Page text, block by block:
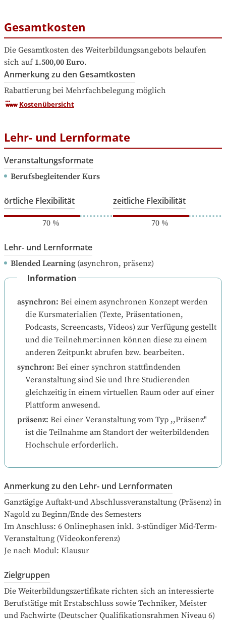
Gesamtkosten
Die Gesamtkosten des Weiterbildungsangebots belaufen
sich auf 1.500,00 Euro.
Anmerkung zu den Gesamtkosten
Rabattierung bei Mehrfachbelegung möglich
Kostenübersicht
Lehr- und Lernformate
Veranstaltungsformate
Berufsbegleitender Kurs
örtliche Flexibilität
70%
zeitliche Flexibilität
70%
Lehr- und Lernformate
Blended Learning(asynchron, präsenz)
Information
asynchron: Bei einem asynchronen Konzept werden
die Kursmaterialien (Texte, Präsentationen,
Podcasts, Screencasts, Videos) zur Verfügung gestellt
und die Teilnehmer:innen können diese zu einem
anderen Zeitpunkt abrufen bzw. bearbeiten.
synchron: Bei einer synchron stattfindenden
Veranstaltung sind Sie und Ihre Studierenden
gleichzeitig in einem virtuellen Raum oder auf einer
Plattform anwesend.
präsenz: Bei einer Veranstaltung vom Typ ,,Präsenz"
ist die Teilnahme am Standort der weiterbildenden
Hochschule erforderlich.
Anmerkung zu den Lehr- und Lernformaten
Ganztägige Auftakt­-und Abschlussveranstaltung (Präsenz) in
Nagold zu Beginn/Ende des Semesters
Im Anschluss: 6 Onlinephasen inkl. 3-stündiger Mid-Term-
Veranstaltung (Videokonferenz)
Je nach Modul: Klausur
Zielgruppen
Die Weiterbildungszertifikate richten sich an interessierte
Berufstätige mit Erstabschluss sowie Techniker, Meister
und Fachwirte (Deutscher Qualifikationsrahmen Niveau 6)